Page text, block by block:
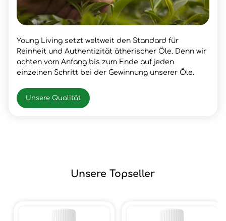
Young Living setzt weltweit den Standard für
Reinheit und Authentizität ätherischer Öle. Denn wir
achten vom Anfang bis zum Ende auf jeden
einzelnen Schritt bei der Gewinnung unserer Öle.
Unsere Qualität
Unsere Topseller